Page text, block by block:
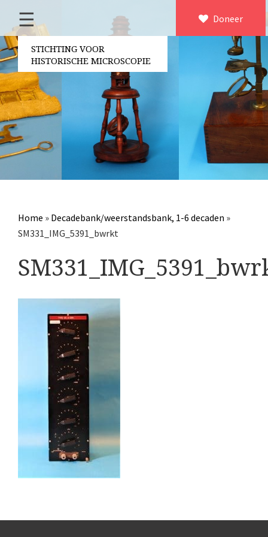
×
Home
Over ons
Contact
Bestuur
Vrijwilligers
Partners
Jaarverslagen
Microscopen
Overige optische instrumenten
Elektrische meetapparatuur
Boeken
Divers
Culpeper (ca. 1735)
Cuff (ca. 1745)
volgens Culpeper (1750-
Dollond, ‘Jones’ most improved type’ (1800-1830)
Nachet, ‘grand modèle’ (1856-1862)
Doneer
☰
STICHTING VOOR
HISTORISCHE MICROSCOPIE
Home » Decadebank/weerstandsbank, 1-6 decaden »
SM331_IMG_5391_bwrkt